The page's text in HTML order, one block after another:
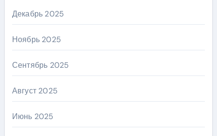
Декабрь 2025
Ноябрь 2025
Сентябрь 2025
Август 2025
Июнь 2025